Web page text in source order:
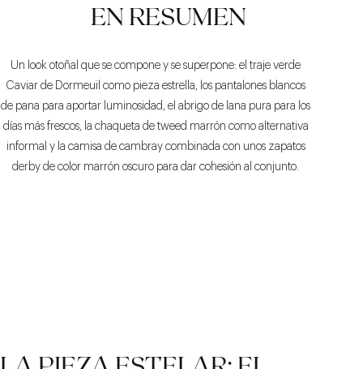
EN RESUMEN
Un look otoñal que se compone y se superpone: el traje verde
Caviar de Dormeuil como pieza estrella, los pantalones blancos
de pana para aportar luminosidad, el abrigo de lana pura para los
días más frescos, la chaqueta de tweed marrón como alternativa
informal y la camisa de cambray combinada con unos zapatos
derby de color marrón oscuro para dar cohesión al conjunto.